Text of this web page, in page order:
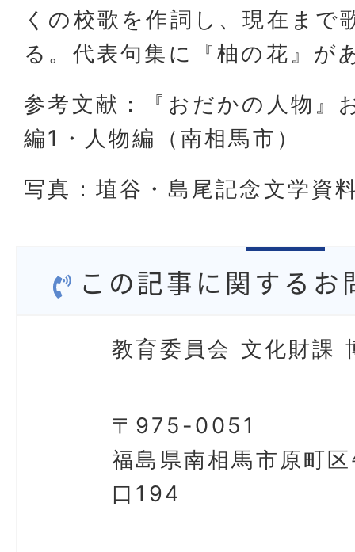
くの校歌を作詞し、現在まで
る。代表句集に『柚の花』が
参考文献：『おだかの人物』
編1・人物編（南相馬市）
写真：埴谷・島尾記念文学資
この記事に関するお
教育委員会 文化財課
〒975-0051
福島県南相馬市原町
口194